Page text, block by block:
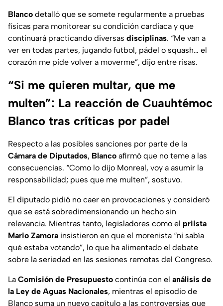
Blanco detalló que se somete regularmente a pruebas
físicas para monitorear su condición cardiaca y que
continuará practicando diversas disciplinas. “Me van a
ver en todas partes, jugando futbol, pádel o squash… el
corazón me pide volver a moverme”, dijo entre risas.
“Si me quieren multar, que me
multen”: La reacción de Cuauhtémoc
Blanco tras críticas por padel
Respecto a las posibles sanciones por parte de la
Cámara de Diputados, Blanco afirmó que no teme a las
consecuencias. “Como lo dijo Monreal, voy a asumir la
responsabilidad; pues que me multen”, sostuvo.
El diputado pidió no caer en provocaciones y consideró
que se está sobredimensionando un hecho sin
relevancia. Mientras tanto, legisladores como el priista
Mario Zamora insistieron en que el morenista “ni sabía
qué estaba votando”, lo que ha alimentado el debate
sobre la seriedad en las sesiones remotas del Congreso.
La Comisión de Presupuesto continúa con el análisis de
la Ley de Aguas Nacionales, mientras el episodio de
Blanco suma un nuevo capítulo a las controversias que